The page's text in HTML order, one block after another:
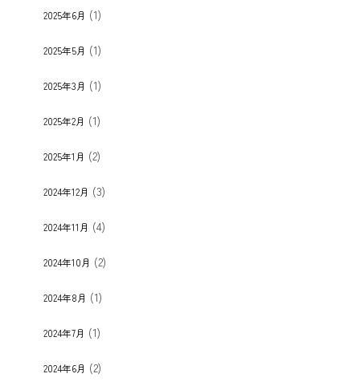
2025年6月 (1)
2025年5月 (1)
2025年3月 (1)
2025年2月 (1)
2025年1月 (2)
2024年12月 (3)
2024年11月 (4)
2024年10月 (2)
2024年8月 (1)
2024年7月 (1)
2024年6月 (2)